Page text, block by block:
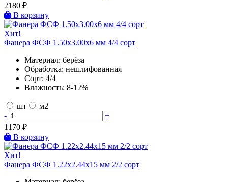
2180 ₽
В корзину
Хит!
Фанера ФСФ 1.50х3.00х6 мм 4/4 сорт
Материал: берёза
Обработка: нешлифованная
Сорт: 4/4
Влажность: 8-12%
шт
м2
-
+
1170 ₽
В корзину
Хит!
Фанера ФСФ 1.22х2.44х15 мм 2/2 сорт